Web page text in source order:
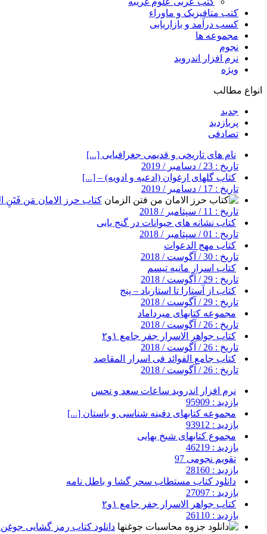
کتب متافیزیک و ماوراء
کسب درآمد و بازاریابی
مجموعه ها
نجوم
نرم افزار اندروید
ویژه
انواع مطالب
جدید
پربازدید
تصادفی
نام های تاریخی و قدیمی جغرافیایی [...]
تاریخ : 23 / دسامبر / 2019
کتاب گلهای ارغوان (ادعیه و ادویه) – [...]
تاریخ : 17 / دسامبر / 2019
کتاب حرز الامان مَن فَتَنِ
تاریخ : 11 / سپتامبر / 2018
کتاب نشانه های حیوانات در گنج یابی
تاریخ : 01 / سپتامبر / 2018
کتاب مهج الدعوات
تاریخ : 30 / آگوست / 2018
کتاب اسرار مانیه تیسم
تاریخ : 29 / آگوست / 2018
کتاب از آستارا تا استارباد – پنج
تاریخ : 29 / آگوست / 2018
مجموعه کتابهای میرداماد
تاریخ : 26 / آگوست / 2018
کتاب جواهر الاسرار جفر جامع ۱و۲
تاریخ : 26 / آگوست / 2018
کتاب جامع الفوائد فی اسرار المقاصد
تاریخ : 26 / آگوست / 2018
نرم افزار اندروید ساعات سعد و نحس
بازدید : 95909
مجموعه کتابهای دفینه شناسی و باستان [...]
بازدید : 93912
مجموع کتابهای شیخ بهایی
بازدید : 46219
تقویم نجومی 97
بازدید : 28160
دانلود کتاب مستطاب سحر گشا و باطل نامه
بازدید : 27097
کتاب جواهر الاسرار جفر جامع ۱و۲
بازدید : 26110
دانلود کتاب رمز گشایی